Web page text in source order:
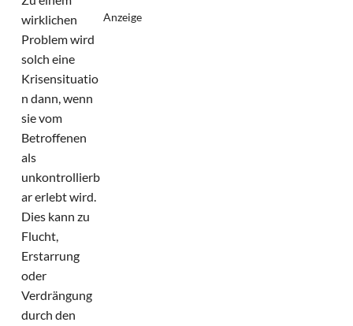
wirklichen
Problem wird
solch eine
Krisensituatio
n dann, wenn
sie vom
Betroffenen
als
unkontrollierb
ar erlebt wird.
Dies kann zu
Flucht,
Erstarrung
oder
Verdrängung
durch den
Anzeige